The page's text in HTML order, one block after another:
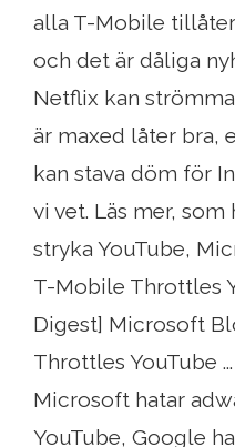
alla T-Mobile
och det är dåliga
Netflix kan
är maxed låter bra,
kan stava döm för
vi vet. Läs mer,
stryka YouTube,
T-Mobile Throttles
Digest] Microsoft
Throttles YouTube
Microsoft hatar
YouTube, Google